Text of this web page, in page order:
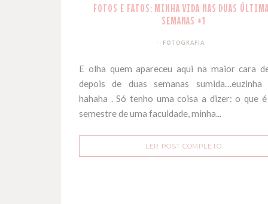
FOTOS E FATOS: MINHA VIDA NAS DUAS
SEMANAS #1
FOTOGRAFIA
E olha quem apareceu aqui na maior cara
depois de duas semanas sumida…euzinha
hahaha . Só tenho uma coisa a dizer: o que
semestre de uma faculdade, minha...
LER POST COMPLETO